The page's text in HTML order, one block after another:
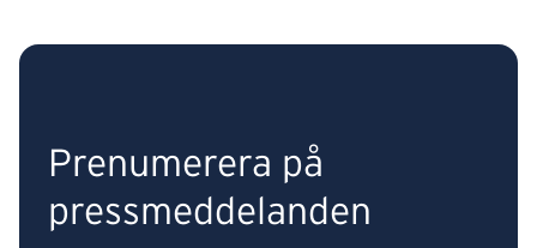
Prenumerera på
pressmeddelanden